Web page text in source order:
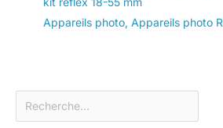
Appareils photo, Appareils photo